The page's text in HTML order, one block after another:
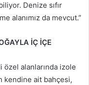
Denize sıfır
alanımız da mevcut.”
İÇ İÇE
alanlarında izole
kendine ait bahçesi,